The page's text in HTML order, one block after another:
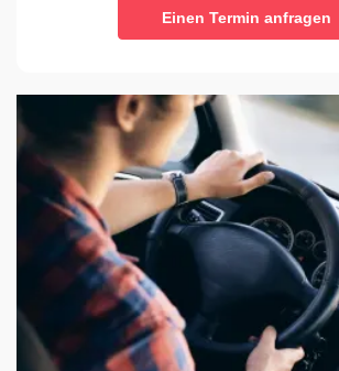
Einen Termin anfragen